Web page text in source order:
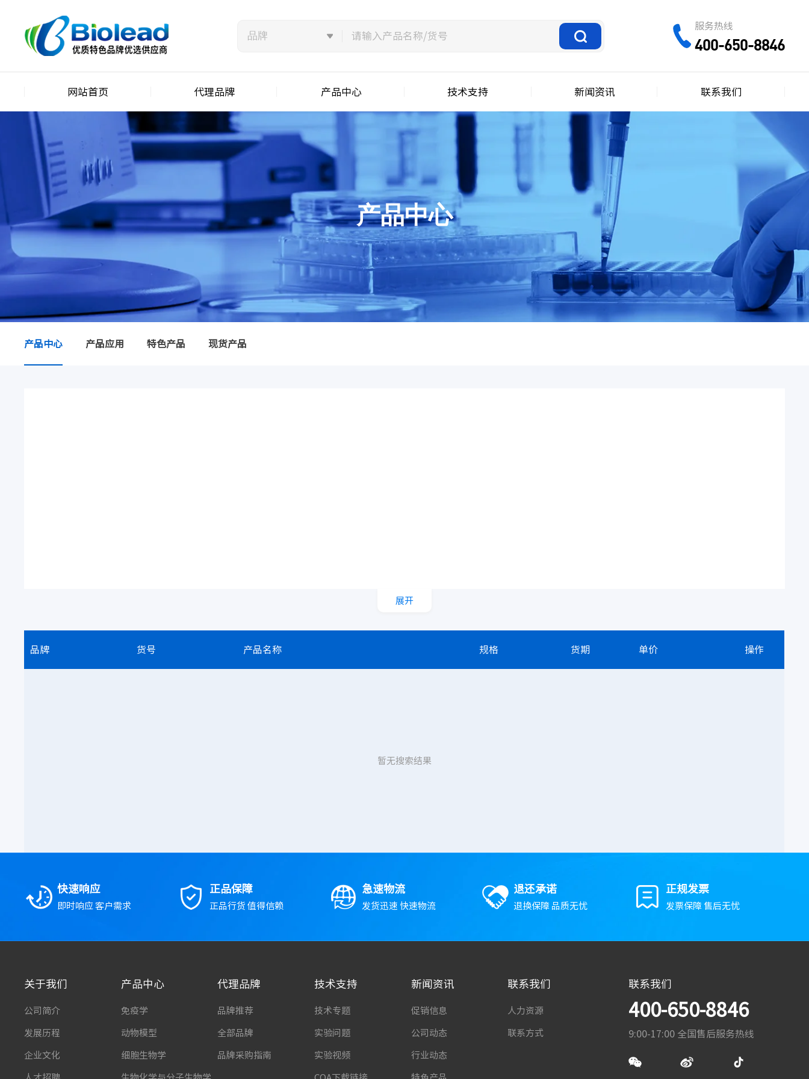
服务热线
400-650-8846
网站首页 代理品牌 产品中心 技术支持 新闻资讯 联系我们
产品中心
产品中心 产品应用 特色产品 现货产品
展开
品牌 货号 产品名称 规格 货期 单价 操作
暂无搜索结果
快速响应
即时响应 客户需求
正品保障
正品行货 值得信赖
急速物流
发货迅速 快速物流
退还承诺
退换保障 品质无忧
正规发票
发票保障 售后无忧
关于我们
公司简介
发展历程
企业文化
产品中心
免疫学
动物模型
细胞生物学
代理品牌
品牌推荐
全部品牌
品牌采购指南
技术支持
技术专题
实验问题
实验视频
新闻资讯
促销信息
公司动态
行业动态
联系我们
人力资源
联系方式
联系我们
400-650-8846
9:00-17:00 全国售后服务热线